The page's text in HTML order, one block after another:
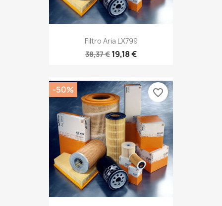
Filtro Aria LX799
38,37 € 19,18 €
-50% favorite_border